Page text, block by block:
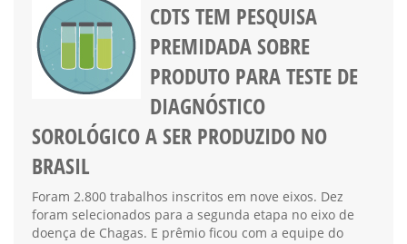
CDTS TEM PESQUISA
PREMIDADA SOBRE
PRODUTO PARA TESTE DE
DIAGNÓSTICO
SOROLÓGICO A SER PRODUZIDO NO
BRASIL
Foram 2.800 trabalhos inscritos em nove eixos. Dez
foram selecionados para a segunda etapa no eixo de
doença de Chagas. E prêmio ficou com a equipe do